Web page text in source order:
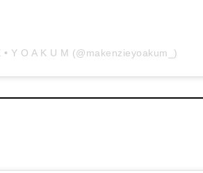
Y O A K U M (@makenzieyoakum_)